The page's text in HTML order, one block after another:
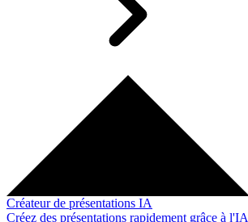
Créateur de présentations IA
Créez des présentations rapidement grâce à l'IA